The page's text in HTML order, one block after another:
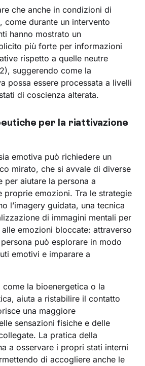
che anche in condizioni di
come durante un intervento
hanno mostrato un
più forte per informazioni
rispetto a quelle neutre
suggerendo come la
possa essere processata a livelli
di coscienza alterata.
per la riattivazione
emotiva può richiedere un
mirato, che si avvale di diverse
per aiutare la persona a
proprie emozioni. Tra le strategie
l’imagery guidata, una tecnica
di immagini mentali per
alle emozioni bloccate: attraverso
può esplorare in modo
emotivi e imparare a
la bioenergetica o la
aiuta a ristabilire il contatto
una maggiore
sensazioni fisiche e delle
La pratica della
a osservare i propri stati interni
di accogliere anche le